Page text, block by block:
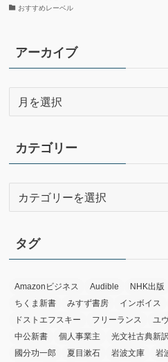
おすすめレーベル
アーカイブ
イ
ブ
カテゴリー
リ
ー
タグ
Amazonビジネス Audible NHK出版
ちくま新書
みすず書房 インボイス
ドストエフスキー
フリーランス ユ
中公新書
個人事業主 光文社古典新
國分功一郎
夏目漱石 岩波文庫 岩